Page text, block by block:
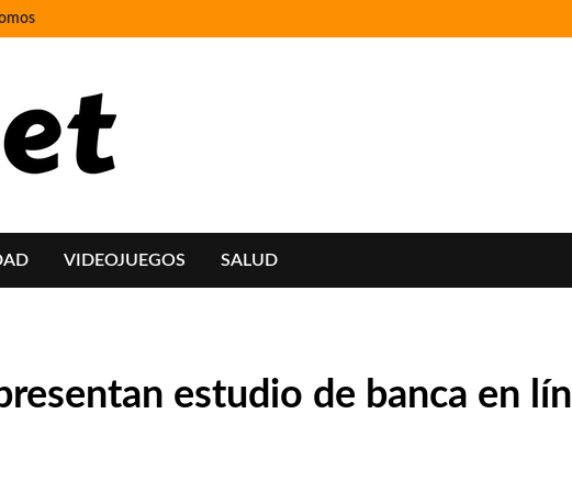
VIDEOJUEGOS SALUD
estudio de banca en